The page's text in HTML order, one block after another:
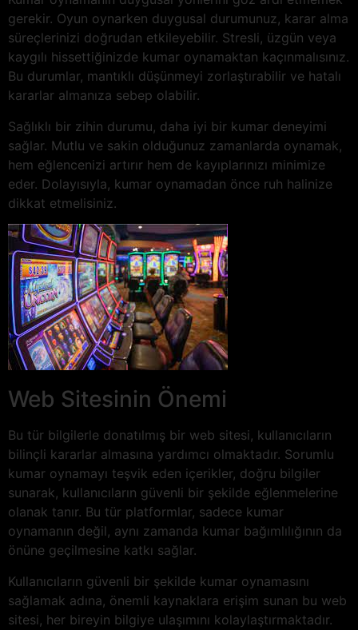
gerekir. Oyun oynarken duygusal durumunuz, karar alma
süreçlerinizi doğrudan etkileyebilir. Stresli, üzgün veya
kaygılı hissettiğinizde kumar oynamaktan kaçınmalısınız.
Bu durumlar, mantıklı düşünmeyi zorlaştırabilir ve hatalı
kararlar almanıza sebep olabilir.
Sağlıklı bir zihin durumu, daha iyi bir kumar deneyimi
sağlar. Mutlu ve sakin olduğunuz zamanlarda oynamak,
hem eğlencenizi artırır hem de kayıplarınızı minimize
eder. Dolayısıyla, kumar oynamadan önce ruh halinize
dikkat etmelisiniz.
Web Sitesinin Önemi
Bu tür bilgilerle donatılmış bir web sitesi, kullanıcıların
bilinçli kararlar almasına yardımcı olmaktadır. Sorumlu
kumar oynamayı teşvik eden içerikler, doğru bilgiler
sunarak, kullanıcıların güvenli bir şekilde eğlenmelerine
olanak tanır. Bu tür platformlar, sadece kumar
oynamanın değil, aynı zamanda kumar bağımlılığının da
önüne geçilmesine katkı sağlar.
Kullanıcıların güvenli bir şekilde kumar oynamasını
sağlamak adına, önemli kaynaklara erişim sunan bu web
sitesi, her bireyin bilgiye ulaşımını kolaylaştırmaktadır.